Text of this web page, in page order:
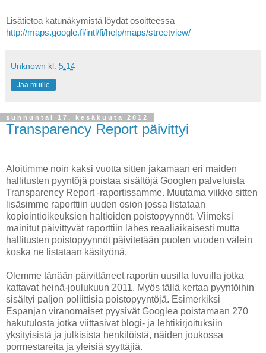
http://maps.google.fi/intl/fi/help/maps/streetview/
Unknown kl. 5.14
Jaa muille
sunnuntai 17. kesäkuuta 2012
Transparency Report päivittyi
Aloitimme noin kaksi vuotta sitten jakamaan eri maiden
hallitusten pyyntöjä poistaa sisältöjä Googlen palveluista
Transparency Report -raportissamme. Muutama viikko sitten
lisäsimme raporttiin uuden osion jossa listataan
kopiointioikeuksien haltioiden poistopyynnöt. Viimeksi
mainitut päivittyvät raporttiin lähes reaaliaikaisesti mutta
hallitusten poistopyynnöt päivitetään puolen vuoden välein
koska ne listataan käsityönä.
Olemme tänään päivittäneet raportin uusilla luvuilla jotka
kattavat heinä-joulukuun 2011. Myös tällä kertaa pyyntöihin
sisältyi paljon poliittisia poistopyyntöjä. Esimerkiksi
Espanjan viranomaiset pyysivät Googlea poistamaan 270
hakutulosta jotka viittasivat blogi- ja lehtikirjoituksiin
yksityisistä ja julkisista henkilöistä, näiden joukossa
pormestareita ja yleisiä syyttäjiä.